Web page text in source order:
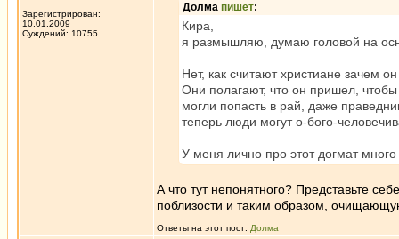
Зарегистрирован:
10.01.2009
Суждений: 10755
Долма пишет:
Кира,
я размышляю, думаю головой на
Нет, как считают христиане зачем
Они полагают, что он пришел,
могли попасть в рай, даже
теперь люди могут о-бого-
У меня лично про этот догмат
А что тут непонятного? Представьте
поблизости и таким образом,
Ответы на этот пост: Долма